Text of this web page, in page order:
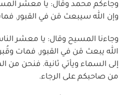
وجاءكم محمد وقال: يا معشر
وإن الله سيبعث مَن في القبور.
وجاءنا المسيح وقال: يا معشر
الله يبعث مَن في القبور. فمات
إلى السماء ويأتي ثانية. فنحن من
من صاحبكم على الرجاء.